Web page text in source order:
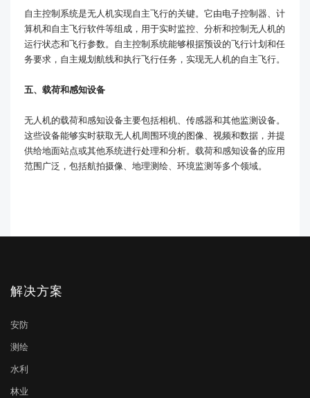
自主控制系统是无人机实现自主飞行的关键。它由电子控制器、计
算机和自主飞行软件等组成，用于实时监控、分析和控制无人机的
运行状态和飞行参数。自主控制系统能够根据预设的飞行计划和任
务要求，自主规划航线和执行飞行任务，实现无人机的自主飞行。
五、载荷和感知设备
无人机的载荷和感知设备主要包括相机、传感器和其他监测设备。
这些设备能够实时获取无人机周围环境的图像、视频和数据，并提
供给地面站点或其他系统进行处理和分析。载荷和感知设备的应用
范围广泛，包括航拍摄像、地理测绘、环境监测等多个领域。
解决方案
安防
测绘
水利
林业